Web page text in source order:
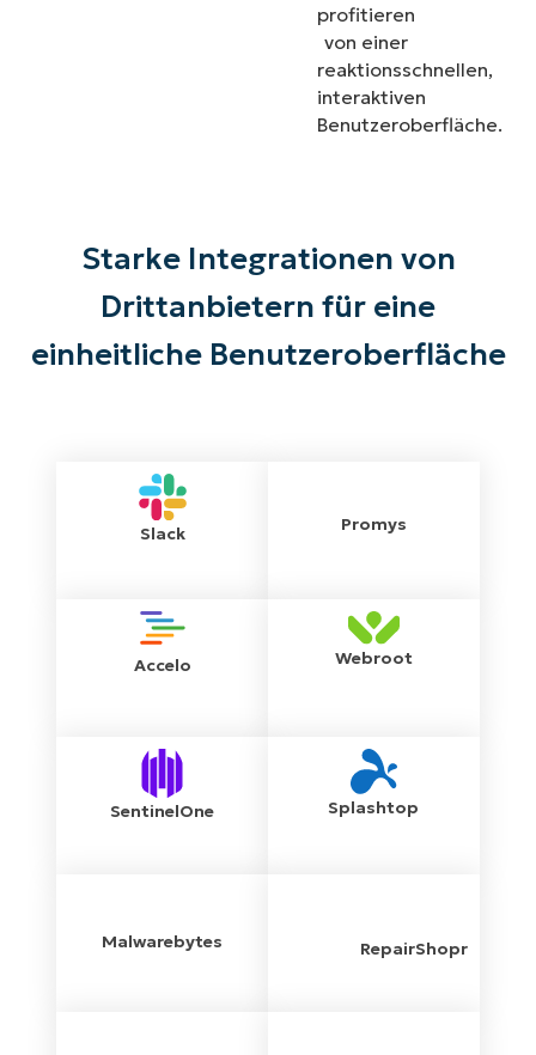
profitieren
von einer
reaktionsschnellen,
interaktiven
Benutzeroberfläche.
Starke Integrationen von
Drittanbietern für eine
einheitliche Benutzeroberfläche
Slack Promys
Accelo Webroot
SentinelOne Splashtop
Malwarebytes RepairShopr